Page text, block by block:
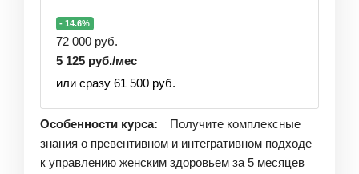
- 14.6%
72 000 руб.
5 125 руб./мес
или сразу 61 500 руб.
Особенности курса:
Получите комплексные
знания о превентивном и интегративном подходе
к управлению женским здоровьем за 5 месяцев